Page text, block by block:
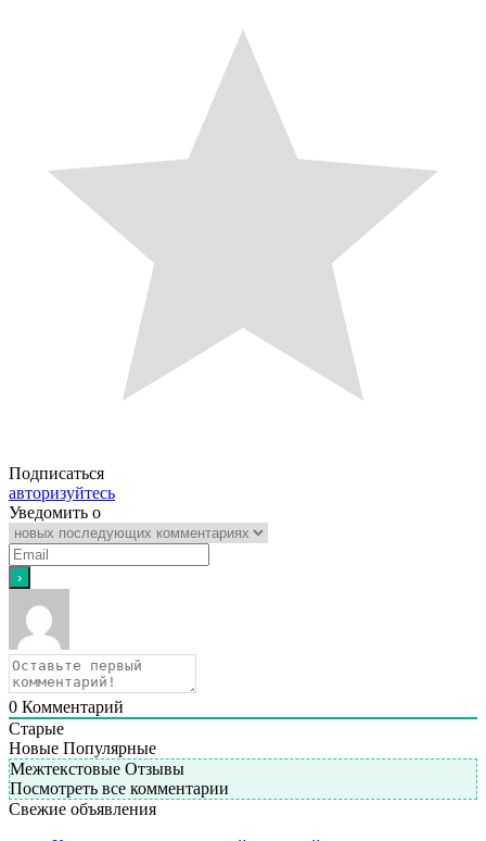
Подписаться
авторизуйтесь
Уведомить о
0 Комментарий
Старые
Новые Популярные
Межтекстовые Отзывы
Посмотреть все комментарии
Свежие объявления